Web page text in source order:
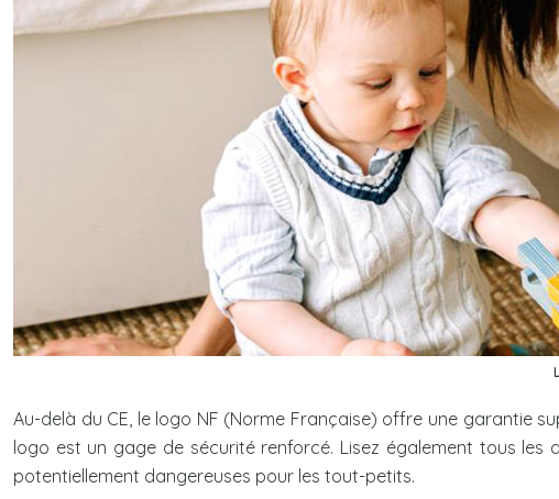
Au-delà du CE, le logo NF (Norme Française) offre une garantie
logo est un gage de sécurité renforcé. Lisez également tous les
potentiellement dangereuses pour les tout-petits.